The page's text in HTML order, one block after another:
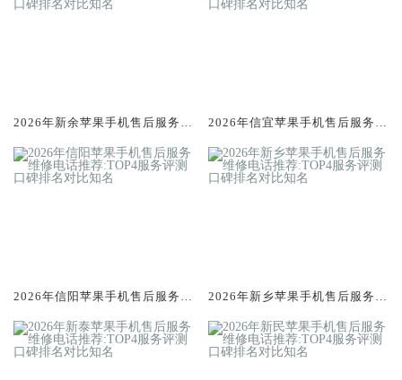
2026年新余苹果手机售后服务维
排名对比知名
2026年信宜苹果手机售后服务维
排名对比知名
2026年信阳苹果手机售后服务维
排名对比知名
2026年新乡苹果手机售后服务维
排名对比知名